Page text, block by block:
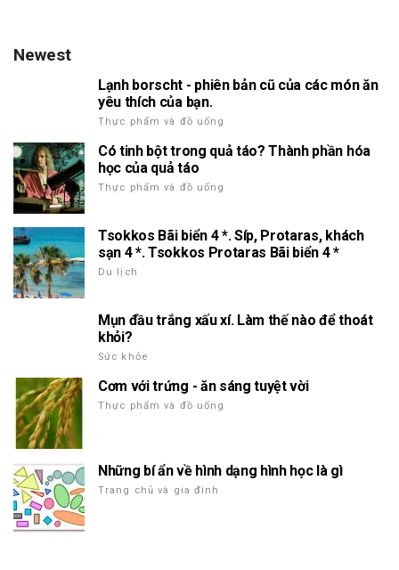
Newest
Lạnh borscht - phiên bản cũ của các món ăn
yêu thích của bạn.
Thực phẩm và đồ uống
Có tinh bột trong quả táo? Thành phần hóa
học của quả táo
Thực phẩm và đồ uống
Tsokkos Bãi biển 4 *. Síp, Protaras, khách
sạn 4 *. Tsokkos Protaras Bãi biển 4 *
Du lịch
Mụn đầu trắng xấu xí. Làm thế nào để thoát
khỏi?
Sức khỏe
Cơm với trứng - ăn sáng tuyệt vời
Thực phẩm và đồ uống
Những bí ẩn về hình dạng hình học là gì
Trang chủ và gia đình